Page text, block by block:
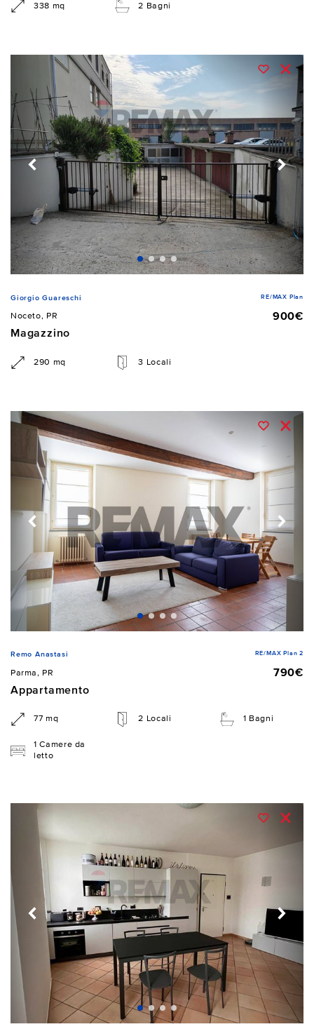
338 mq 2 Bagni
Giorgio Guareschi RE/MAX Plan
Noceto, PR
900€
Magazzino
290 mq 3 Locali
Remo Anastasi RE/MAX Plan 2
Parma, PR
790€
Appartamento
77 mq 2 Locali 1 Bagni
1 Camere da
letto